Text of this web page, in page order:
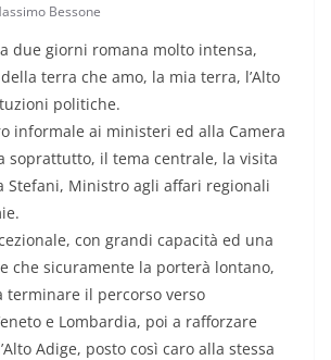
Bessone
due giorni romana molto intensa,
terra che amo, la mia terra, l’Alto
politiche.
informale ai ministeri ed alla Camera
soprattutto, il tema centrale, la visita
Stefani, Ministro agli affari regionali
con grandi capacità ed una
che sicuramente la porterà lontano,
terminare il percorso verso
e Lombardia, poi a rafforzare
Adige, posto così caro alla stessa